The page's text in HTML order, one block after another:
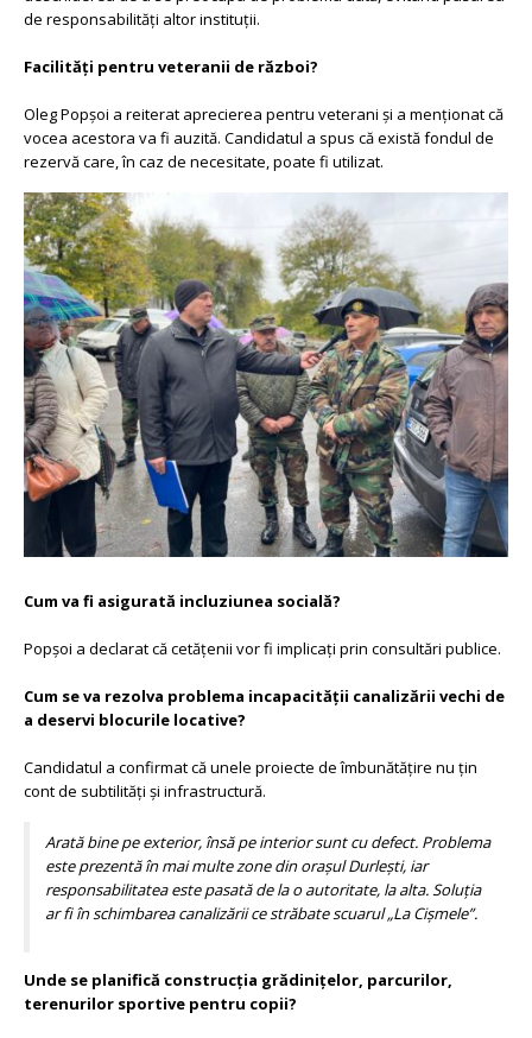
de responsabilități altor instituții.
Facilități pentru veteranii de război?
Oleg Popșoi a reiterat aprecierea pentru veterani și a menționat că
vocea acestora va fi auzită. Candidatul a spus că există fondul de
rezervă care, în caz de necesitate, poate fi utilizat.
Cum va fi asigurată incluziunea socială?
Popșoi a declarat că cetățenii vor fi implicați prin consultări publice.
Cum se va rezolva problema incapacității canalizării vechi de
a deservi blocurile locative?
Candidatul a confirmat că unele proiecte de îmbunătățire nu țin
cont de subtilități și infrastructură.
Arată bine pe exterior, însă pe interior sunt cu defect. Problema
este prezentă în mai multe zone din orașul Durlești, iar
responsabilitatea este pasată de la o autoritate, la alta. Soluția
ar fi în schimbarea canalizării ce străbate scuarul „La Cișmele”.
Unde se planifică construcția grădinițelor, parcurilor,
terenurilor sportive pentru copii?